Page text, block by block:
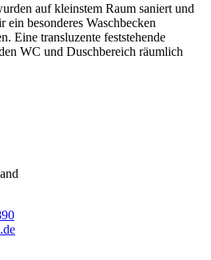
auf kleinstem Raum saniert und
besonderes Waschbecken
Eine transluzente feststehende
WC und Duschbereich räumlich